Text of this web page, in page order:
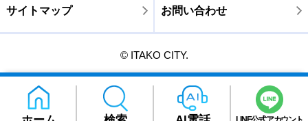
サイトマップ お問い合わせ
© ITAKO CITY.